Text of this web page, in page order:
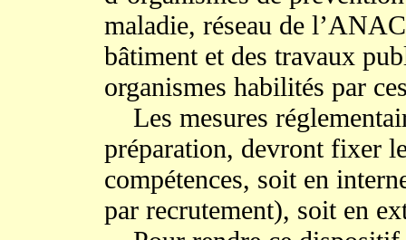
maladie, réseau de
bâtiment et des travaux
organismes habilités par
Les mesures
préparation, devront fixer
compétences, soit en
par recrutement), soit en